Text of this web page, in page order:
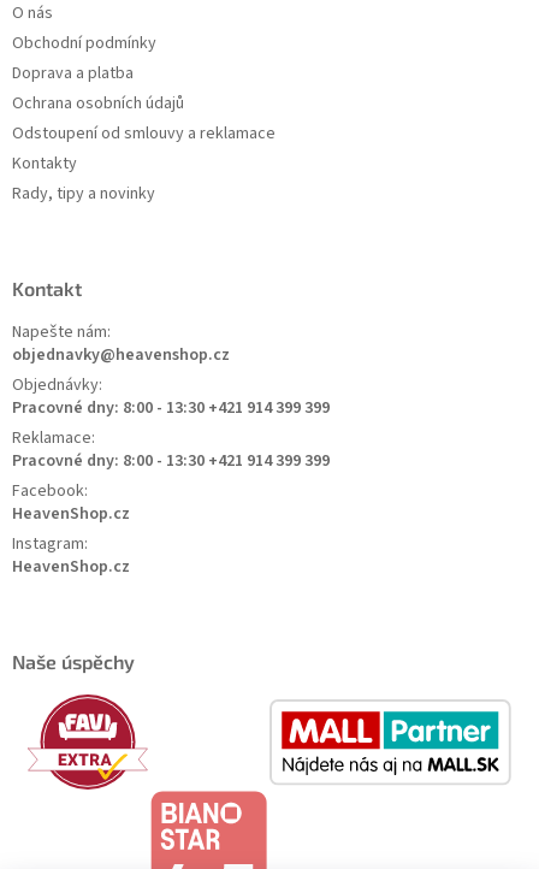
O nás
Obchodní podmínky
Doprava a platba
Ochrana osobních údajů
Odstoupení od smlouvy a reklamace
Kontakty
Rady, tipy a novinky
Kontakt
Napešte nám:
objednavky@heavenshop.cz
Objednávky:
Pracovné dny: 8:00 - 13:30 +421 914 399 399
Reklamace:
Pracovné dny: 8:00 - 13:30 +421 914 399 399
Facebook:
HeavenShop.cz
Instagram:
HeavenShop.cz
Naše úspěchy